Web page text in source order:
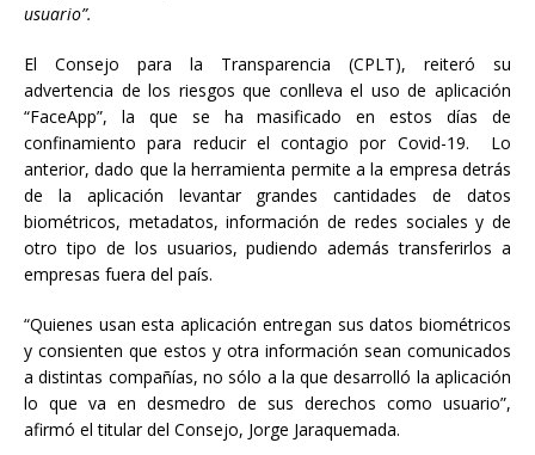
usuario”.
El Consejo para la Transparencia (CPLT), reiteró su
advertencia de los riesgos que conlleva el uso de aplicación
“FaceApp”, la que se ha masificado en estos días de
confinamiento para reducir el contagio por Covid-19. Lo
anterior, dado que la herramienta permite a la empresa detrás
de la aplicación levantar grandes cantidades de datos
biométricos, metadatos, información de redes sociales y de
otro tipo de los usuarios, pudiendo además transferirlos a
empresas fuera del país.
“Quienes usan esta aplicación entregan sus datos biométricos
y consienten que estos y otra información sean comunicados
a distintas compañías, no sólo a la que desarrolló la aplicación
lo que va en desmedro de sus derechos como usuario”,
afirmó el titular del Consejo, Jorge Jaraquemada.